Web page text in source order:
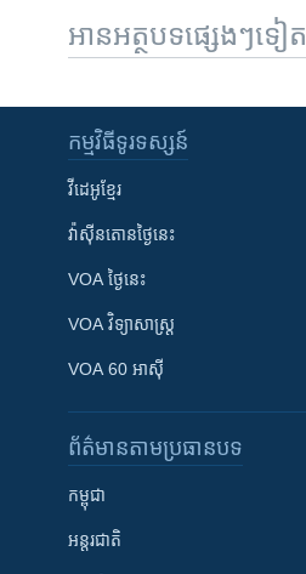
អានអត្ថបទផ្សេងៗទៀត
កម្មវិធី​ទូរទស្សន៍
វីដេអូ​ខ្មែរ
វ៉ាស៊ីនតោន​ថ្ងៃ​នេះ
VOA ថ្ងៃនេះ
VOA ​វិទ្យាសាស្ត្រ
VOA 60 អាស៊ី
ព័ត៌មាន​តាមប្រធានបទ​
កម្ពុជា
អន្តរជាតិ